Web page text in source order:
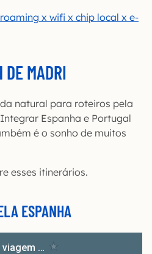
x wifi x chip local x e-
DE MADRI
natural para roteiros pela
Espanha e Portugal
é o sonho de muitos
esses itinerários.
ESPANHA